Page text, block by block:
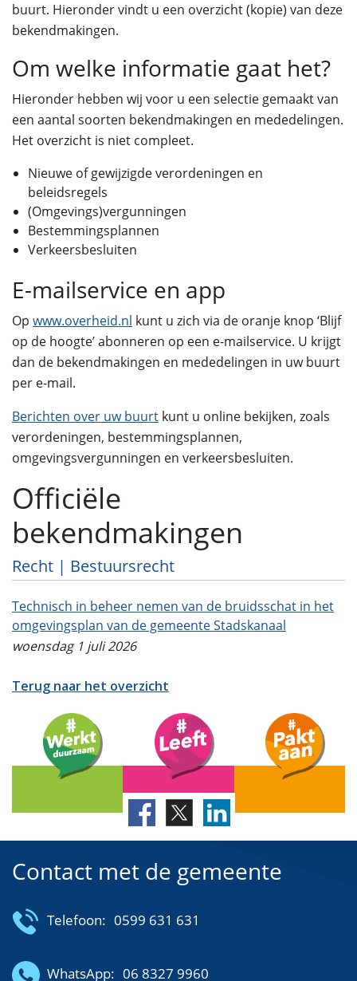
buurt. Hieronder vindt u een overzicht (kopie) van deze
bekendmakingen.
Om welke informatie gaat het?
Hieronder hebben wij voor u een selectie gemaakt van
een aantal soorten bekendmakingen en mededelingen.
Het overzicht is niet compleet.
Nieuwe of gewijzigde verordeningen en
beleidsregels
(Omgevings)vergunningen
Bestemmingsplannen
Verkeersbesluiten
E-mailservice en app
Op www.overheid.nl kunt u zich via de oranje knop ‘Blijf
op de hoogte’ abonneren op een e-mailservice. U krijgt
dan de bekendmakingen en mededelingen in uw buurt
per e-mail.
Berichten over uw buurt kunt u online bekijken, zoals
verordeningen, bestemmingsplannen,
omgevingsvergunningen en verkeersbesluiten.
Officiële
bekendmakingen
Recht | Bestuursrecht
Technisch in beheer nemen van de bruidsschat in het
omgevingsplan van de gemeente Stadskanaal
woensdag 1 juli 2026
Terug naar het overzicht
Contact met de gemeente
Telefoon: 0599 631 631
WhatsApp: 06 8327 9960